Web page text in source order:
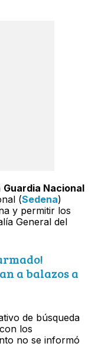
Guardia Nacional
(Sedena)
y permitir los
General del
a balazos a
de búsqueda
los
no se informó